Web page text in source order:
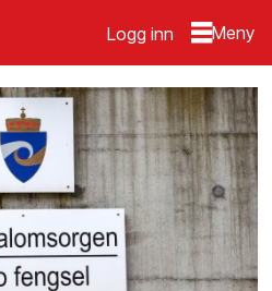
Logg inn